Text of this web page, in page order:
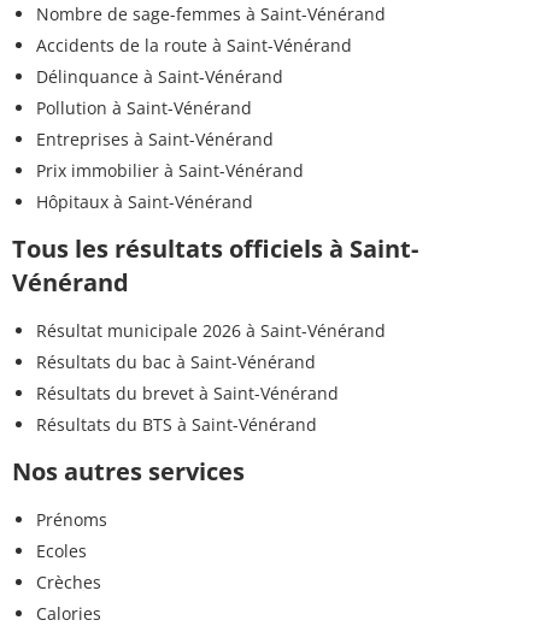
Nombre de sage-femmes à Saint-Vénérand
Accidents de la route à Saint-Vénérand
Délinquance à Saint-Vénérand
Pollution à Saint-Vénérand
Entreprises à Saint-Vénérand
Prix immobilier à Saint-Vénérand
Hôpitaux à Saint-Vénérand
Tous les résultats officiels à Saint-
Vénérand
Résultat municipale 2026 à Saint-Vénérand
Résultats du bac à Saint-Vénérand
Résultats du brevet à Saint-Vénérand
Résultats du BTS à Saint-Vénérand
Nos autres services
Prénoms
Ecoles
Crèches
Calories